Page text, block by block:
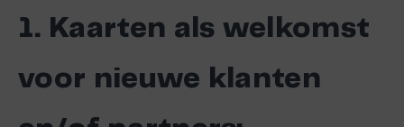
1. Kaarten als welkomst
voor nieuwe klanten